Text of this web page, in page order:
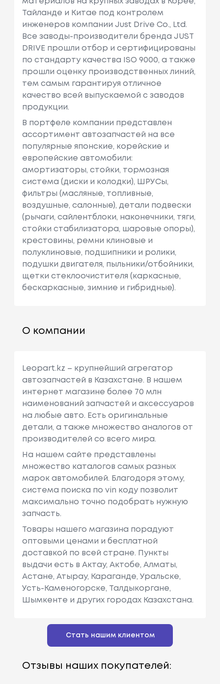
Тайланде и Китае под контролем
инженеров компании Just Drive Co., Ltd.
Все заводы-производители бренда JUST
DRIVE прошли отбор и сертифицированы
по стандарту качества ISO 9000, а также
прошли оценку производственных линий,
тем самым гарантируя отличное
качество всей выпускаемой с заводов
продукции.
В портфеле компании представлен
ассортимент автозапчастей на все
популярные японские, корейские и
европейские автомобили:
амортизаторы, стойки, тормозная
система (диски и колодки), ШРУСы,
фильтры (масляные, топливные,
воздушные, салонные), детали подвески
(рычаги, сайлентблоки, наконечники, тяги,
стойки стабилизатора, шаровые опоры),
крестовины, ремни клиновые и
полуклиновые, подшипники и ролики,
подушки двигателя, пыльники/отбойники,
щетки стеклоочистителя (каркасные,
бескаркасные, зимние и гибридные).
О компании
Leopart.kz – крупнейший агрегатор
автозапчастей в Казахстане. В нашем
интернет магазине более 70 млн
наименований запчастей и аксессуаров
на любые авто. Есть оригинальные
детали, а также множество аналогов от
производителей со всего мира.
На нашем сайте представлены
множество каталогов самых разных
марок автомобилей. Благодоря этому,
система поиска по vin коду позволит
максимально точно подобрать нужную
запчасть.
Товары нашего магазина порадуют
оптовыми ценами и бесплатной
доставкой по всей стране. Пункты
выдачи есть в Актау, Актобе, Алматы,
Астане, Атырау, Караганде, Уральске,
Усть-Каменогорске, Талдыкоргане,
Шымкенте и других городах Казахстана.
Стать нашим клиентом
Отзывы наших покупателей: